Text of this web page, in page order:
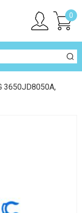
0
3650JD8050A,